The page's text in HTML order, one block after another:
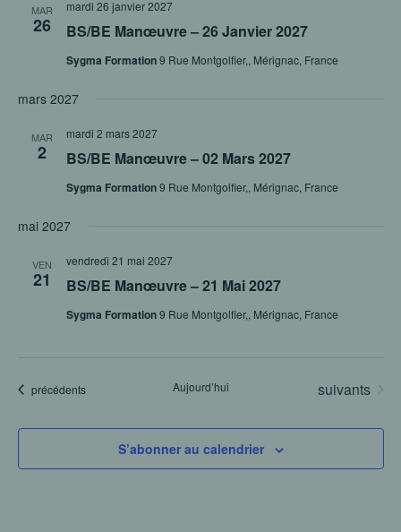
MAR
26 BS/BE Manœuvre – 26 Janvier 2027
mardi 26 janvier 2027
Sygma Formation9 Rue Montgolfier,, Mérignac, France
mars 2027
MAR
2 BS/BE Manœuvre – 02 Mars 2027
mardi 2 mars 2027
Sygma Formation9 Rue Montgolfier,, Mérignac, France
mai 2027
VEN
21 BS/BE Manœuvre – 21 Mai 2027
vendredi 21 mai 2027
Sygma Formation9 Rue Montgolfier,, Mérignac, France
Évènements
précédents Aujourd’hui Évènements
suivants
S’abonner au calendrier